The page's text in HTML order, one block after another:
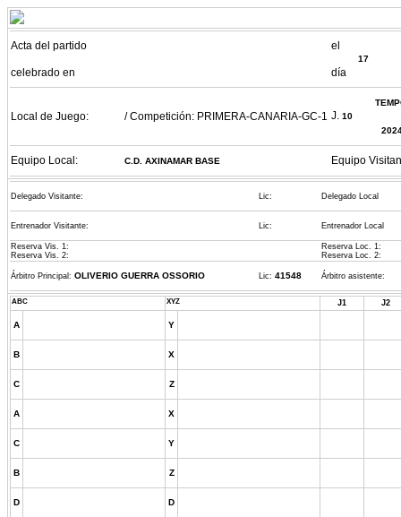
Acta del partido
celebrado en
el
día
17
Local de Juego: / Competición: PRIMERA-CANARIA-GC-1 J. 10
Equipo Local: C.D. AXINAMAR BASE Equipo
Delegado Visitante: Lic: Delegado Local
Entrenador Visitante: Lic: Entrenador Local
Reserva Vis. 1:
Reserva Vis. 2:
Reserva Loc. 1:
Reserva Loc. 2:
Árbitro Principal: OLIVERIO GUERRA OSSORIO Lic: 41548 Árbitro asistente:
ABC XYZ J1 J2
A Y
B X
C Z
A X
C Y
B Z
D D